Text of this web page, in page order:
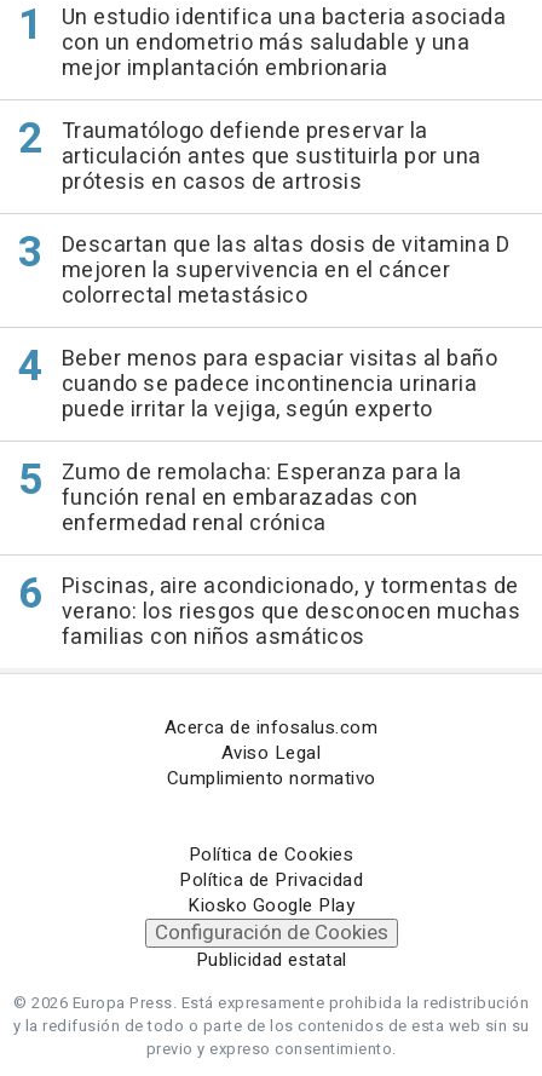
Un estudio identifica una bacteria asociada
con un endometrio más saludable y una
mejor implantación embrionaria
Traumatólogo defiende preservar la
articulación antes que sustituirla por una
prótesis en casos de artrosis
Descartan que las altas dosis de vitamina D
mejoren la supervivencia en el cáncer
colorrectal metastásico
Beber menos para espaciar visitas al baño
cuando se padece incontinencia urinaria
puede irritar la vejiga, según experto
Zumo de remolacha: Esperanza para la
función renal en embarazadas con
enfermedad renal crónica
Piscinas, aire acondicionado, y tormentas de
verano: los riesgos que desconocen muchas
familias con niños asmáticos
Acerca de infosalus.com
Aviso Legal
Cumplimiento normativo
Política de Cookies
Política de Privacidad
Kiosko Google Play
Configuración de Cookies
Publicidad estatal
© 2026 Europa Press. Está expresamente prohibida la redistribución
y la redifusión de todo o parte de los contenidos de esta web sin su
previo y expreso consentimiento.